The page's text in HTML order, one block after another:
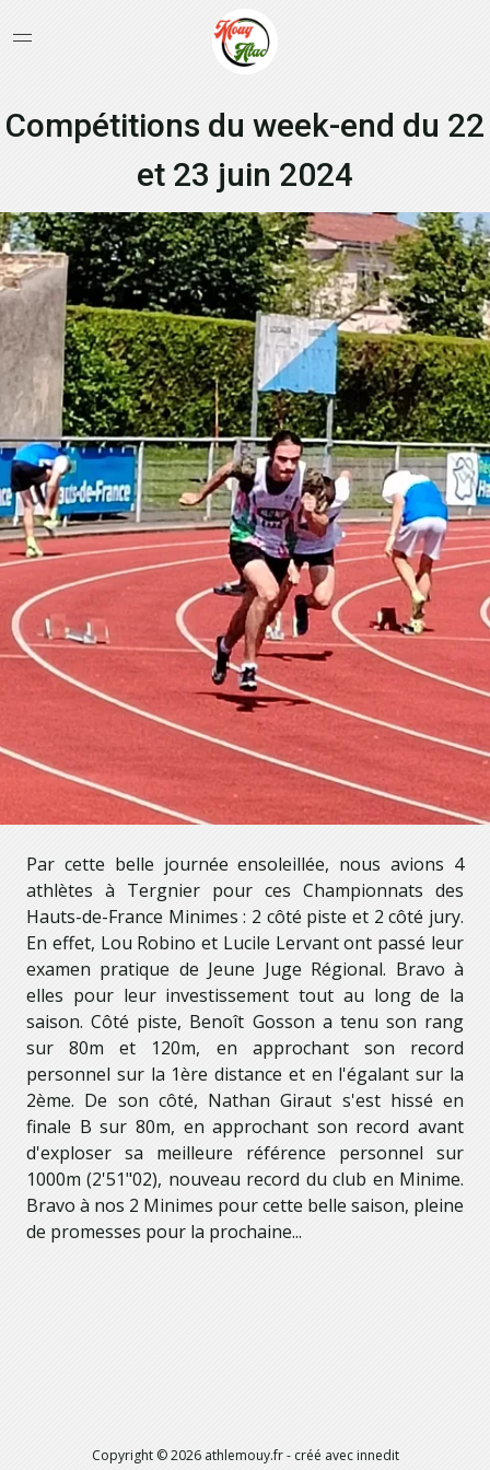
Compétitions du week-end du 22
et 23 juin 2024
Par cette belle journée ensoleillée, nous avions 4
athlètes à Tergnier pour ces Championnats des
Hauts-de-France Minimes : 2 côté piste et 2 côté jury.
En effet, Lou Robino et Lucile Lervant ont passé leur
examen pratique de Jeune Juge Régional. Bravo à
elles pour leur investissement tout au long de la
saison. Côté piste, Benoît Gosson a tenu son rang
sur 80m et 120m, en approchant son record
personnel sur la 1ère distance et en l'égalant sur la
2ème. De son côté, Nathan Giraut s'est hissé en
finale B sur 80m, en approchant son record avant
d'exploser sa meilleure référence personnel sur
1000m (2'51"02), nouveau record du club en Minime.
Bravo à nos 2 Minimes pour cette belle saison, pleine
de promesses pour la prochaine...
Copyright ©2026 athlemouy.fr- créé avecinnedit